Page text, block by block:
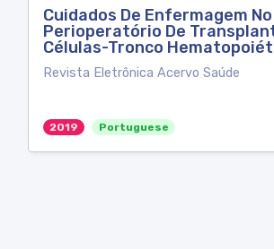
Cuidados De Enfermagem No
Perioperatório De
Células-Tronco
Revista Eletrônica Acervo Saúde
2019 Portuguese